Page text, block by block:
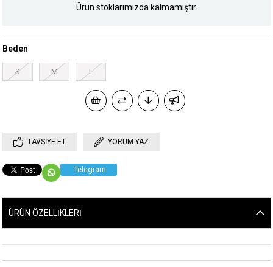
Ürün stoklarımızda kalmamıştır.
Beden
S M L
TAVSIYE ET YORUM YAZ
Telegram
ÜRÜN ÖZELLIKLERI